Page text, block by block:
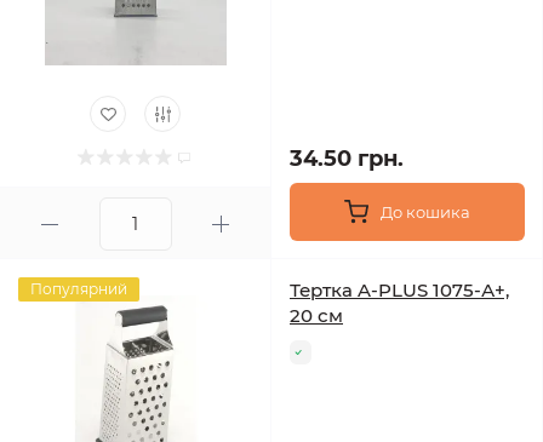
34.50 грн.
До кошика
Популярний
Тертка A-PLUS 1075-А+,
20 см